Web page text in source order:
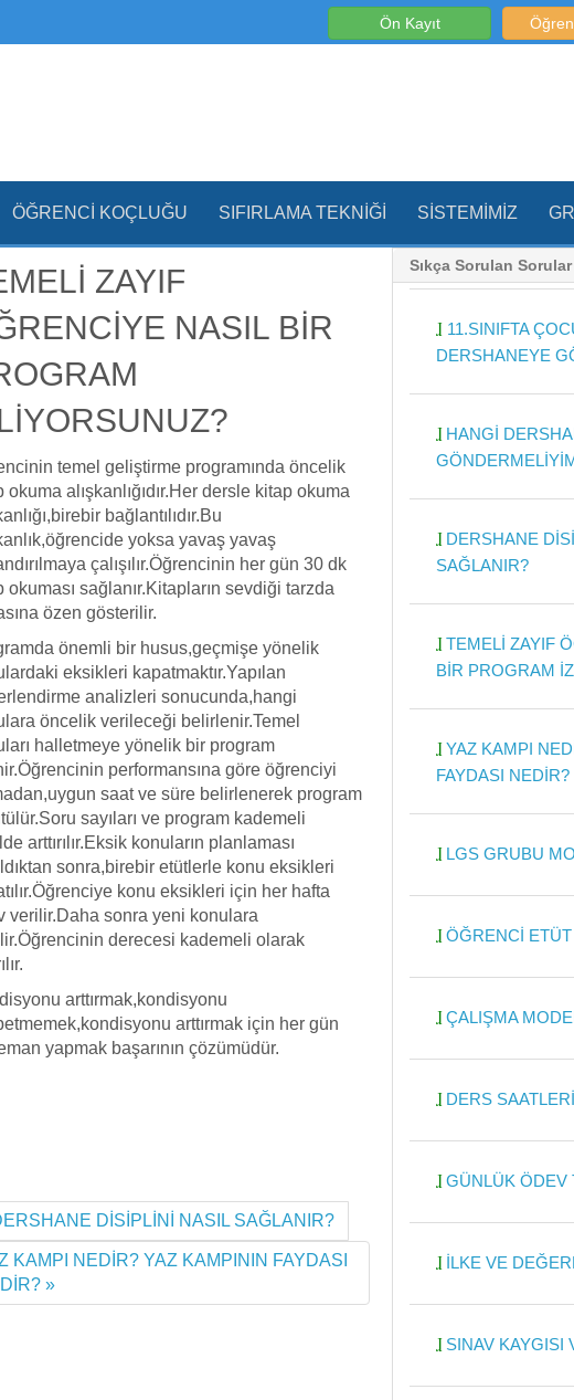
Ön Kayıt
ÖĞRENCI KOÇLUĞU SIFIRLAMA TEKNIĞI SISTEMIMIZ
ZAYIF
NASIL BİR
temel geliştirme programında öncelik
okuma alışkanlığıdır.Her dersle kitap okuma
bağlantılıdır.Bu
yoksa yavaş yavaş
çalışılır.Öğrencinin her gün 30 dk
okuması sağlanır.Kitapların sevdiği tarzda
özen gösterilir.
önemli bir husus,geçmişe yönelik
eksikleri kapatmaktır.Yapılan
analizleri sonucunda,hangi
öncelik verileceği belirlenir.Temel
halletmeye yönelik bir program
performansına göre öğrenciyi
saat ve süre belirlenerek program
sayıları ve program kademeli
arttırılır.Eksik konuların planlaması
sonra,birebir etütlerle konu eksikleri
konu eksikleri için her hafta
verilir.Daha sonra yeni konulara
derecesi kademeli olarak
arttırmak,kondisyonu
arttırmak için her gün
yapmak başarının çözümüdür.
DİSİPLİNİ NASIL SAĞLANIR?
KAMPI NEDİR? YAZ KAMPININ FAYDASI
»
Sıkça Sorulan Sorular
11.SINIFTA
DERSHANEYE
HANGİ
DERSHANE
SAĞLANIR?
TEMELİ ZAYIF
BİR PROGRAM
YAZ KAMPI
FAYDASI NEDİR?
LGS GRUBU
ÖĞRENCİ
ÇALIŞMA
DERS
GÜNLÜK ÖDEV
İLKE VE
SINAV KAYGISI